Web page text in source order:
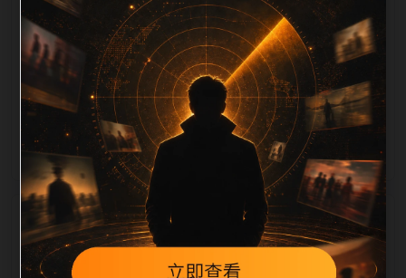
少量新增的方式持续扩展，每篇保留相关问题、站内推
荐和清晰的层级路径，减少用户反复返回搜索页。第56
篇作为本栏目的初始建设内容，主要用于补齐栏目深
度、稳定内链结构，并为后续专题聚合提供可点击入
口。如果后续发现页面缺图、标题过短、描述为空或正
文不足，将进入每日 SEO 检查清单自动修正。
相关问题
实时更新后续如何更新？按每日少量、主题相